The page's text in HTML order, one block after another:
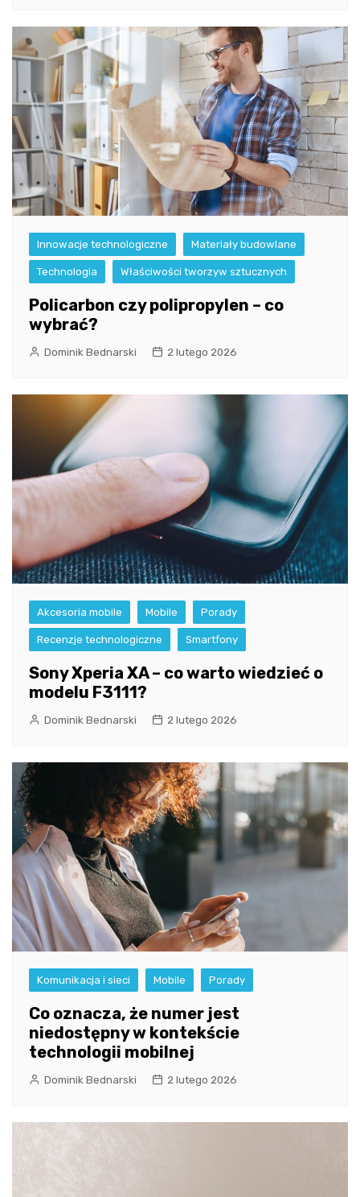
Innowacje technologiczne Materiały budowlane
Technologia Właściwości tworzyw sztucznych
Policarbon czy polipropylen – co
wybrać?
Dominik Bednarski 2 lutego 2026
Akcesoria mobile Mobile Porady
Recenzje technologiczne Smartfony
Sony Xperia XA – co warto wiedzieć o
modelu F3111?
Dominik Bednarski 2 lutego 2026
Komunikacja i sieci Mobile Porady
Co oznacza, że numer jest
niedostępny w kontekście
technologii mobilnej
Dominik Bednarski 2 lutego 2026